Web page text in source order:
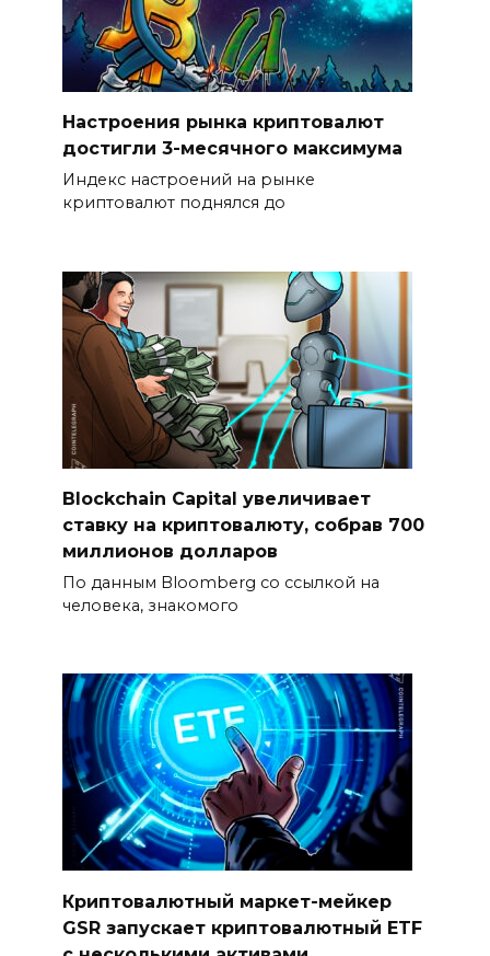
Настроения рынка криптовалют
достигли 3-месячного максимума
Индекс настроений на рынке
криптовалют поднялся до
Blockchain Capital увеличивает
ставку на криптовалюту, собрав 700
миллионов долларов
По данным Bloomberg со ссылкой на
человека, знакомого
Криптовалютный маркет-мейкер
GSR запускает криптовалютный ETF